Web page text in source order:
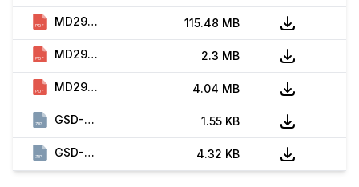
MD290. User Guide (EN, B06, 2025) 115.48 MB
MD290. Руководство по быстрому запуску (RU, 2024) 2.3 MB
MD290. Руководство по эксплуатации (RU, 2020) 4.04 MB
GSD-файл конфигурации платы Profibus для MD290 1.55 KB
GSD-файл конфигурации платы Profinet для MD290 4.32 KB